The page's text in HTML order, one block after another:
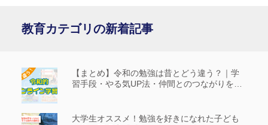
教育カテゴリの新着記事
【まとめ】令和の勉強は昔とどう違う？｜学
習手段・やる気UP法・仲間とのつながりを解
大学生オススメ！勉強を好きになれた子ども